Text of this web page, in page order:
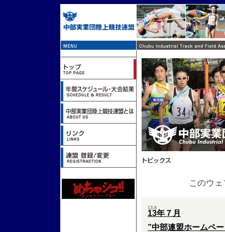
このウ
13.6
13年７月
”中部連盟ホームペ